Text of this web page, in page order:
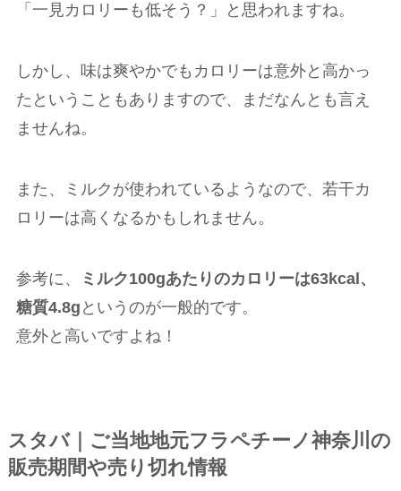
「一見カロリーも低そう？」と思われますね。
しかし、味は爽やかでもカロリーは意外と高かっ
たということもありますので、まだなんとも言え
ませんね。
また、ミルクが使われているようなので、若干カ
ロリーは高くなるかもしれません。
参考に、
ミルク100gあたりのカロリーは63kcal、
糖質4.8g というのが一般的です。
意外と高いですよね！
スタバ｜ご当地地元フラペチーノ神奈川の
販売期間や売り切れ情報